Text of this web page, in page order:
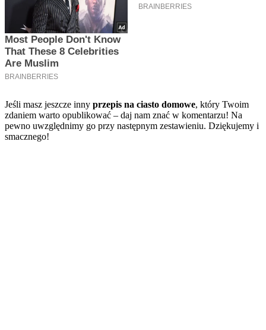
Jeśli masz jeszcze inny przepis na ciasto domowe, który Twoim
zdaniem warto opublikować – daj nam znać w komentarzu! Na
pewno uwzględnimy go przy następnym zestawieniu. Dziękujemy i
smacznego!